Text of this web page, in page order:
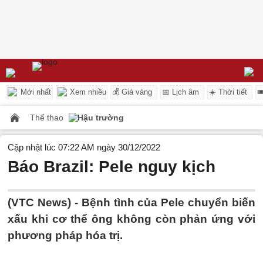
Mới nhất Xem nhiều 💰 Giá vàng 📅 Lịch âm ☀️ Thời tiết
Thể thao Hậu trường
Cập nhật lúc 07:22 AM ngày 30/12/2022
Báo Brazil: Pele nguy kịch
(VTC News) - Bệnh tình của Pele chuyển biến
xấu khi cơ thể ông không còn phản ứng với
phương pháp hóa trị.